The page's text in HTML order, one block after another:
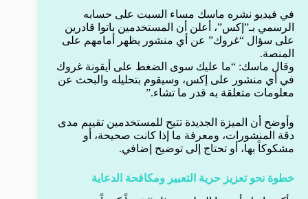
في فيديو نشره ماسك مساء السبت على حسابه
الرسمي بـ”إكس”، أعلن أن المستخدمين باتوا قادرين
على سؤال “غروك” عن أي منشور يظهر أمامهم على
المنصة.
وقال ماسك: “ما عليك سوى الضغط على أيقونة غروك
في أي منشور على إكس، وسيقوم بتحليله والبحث عن
معلومات متعلقة به قدر ما تشاء.”
وأوضح أن الميزة الجديدة تتيح للمستخدمين تقييم مدى
دقة المنشورات، ومعرفة ما إذا كانت صحيحة، أو
مشكوكاً بها، أو تحتاج إلى توضيح إضافي.
خطوة نحو تعزيز حرية التعبير ومكافحة الدعاية